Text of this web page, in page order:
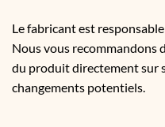
Le fabricant est
Nous vous recommandons
du produit directement sur
changements potentiels.